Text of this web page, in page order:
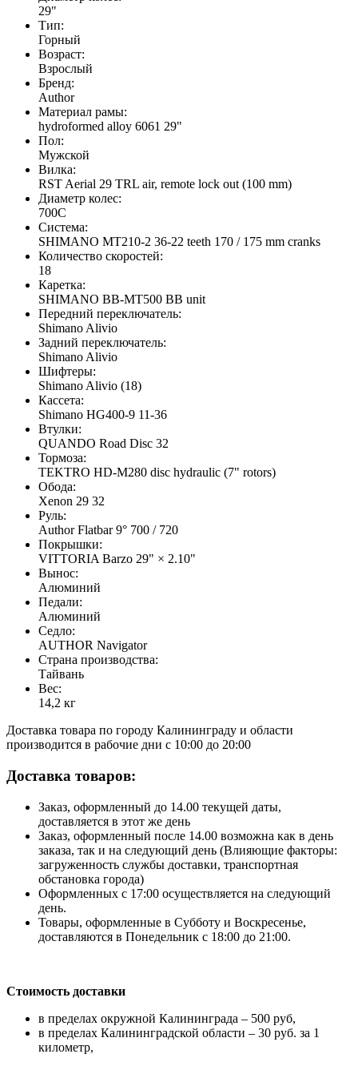
29"
Тип:
Горный
Возраст:
Взрослый
Бренд:
Author
Материал рамы:
hydroformed alloy 6061 29"
Пол:
Мужской
Вилка:
RST Aerial 29 TRL air, remote lock out (100 mm)
Диаметр колес:
700C
Система:
SHIMANO MT210-2 36-22 teeth 170 / 175 mm cranks
Количество скоростей:
18
Каретка:
SHIMANO BB-MT500 BB unit
Передний переключатель:
Shimano Alivio
Задний переключатель:
Shimano Alivio
Шифтеры:
Shimano Alivio (18)
Кассета:
Shimano HG400-9 11-36
Втулки:
QUANDO Road Disc 32
Тормоза:
TEKTRO HD-M280 disc hydraulic (7" rotors)
Обода:
Xenon 29 32
Руль:
Author Flatbar 9° 700 / 720
Покрышки:
VITTORIA Barzo 29" × 2.10"
Вынос:
Алюминий
Педали:
Алюминий
Седло:
AUTHOR Navigator
Страна производства:
Тайвань
Вес:
14,2 кг
Доставка товара по городу Калининграду и области
производится в рабочие дни с 10:00 до 20:00
Доставка товаров:
Заказ, оформленный до 14.00 текущей даты,
доставляется в этот же день
Заказ, оформленный после 14.00 возможна как в день
заказа, так и на следующий день (Влияющие факторы:
загруженность службы доставки, транспортная
обстановка города)
Оформленных с 17:00 осуществляется на следующий
день.
Товары, оформленные в Субботу и Воскресенье,
доставляются в Понедельник с 18:00 до 21:00.
Стоимость доставки
в пределах окружной Калининграда – 500 руб,
в пределах Калининградской области – 30 руб. за 1
километр,